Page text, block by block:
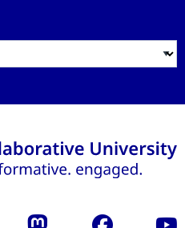
Mastodon Facebook